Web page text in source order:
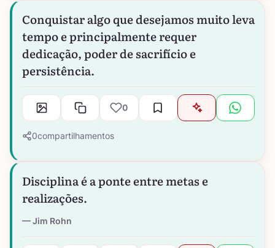
Conquistar algo que desejamos muito leva
tempo e principalmente requer
dedicação, poder de sacrifício e
persistência.
0
0compartilhamentos
Disciplina é a ponte entre metas e
realizações.
Jim Rohn